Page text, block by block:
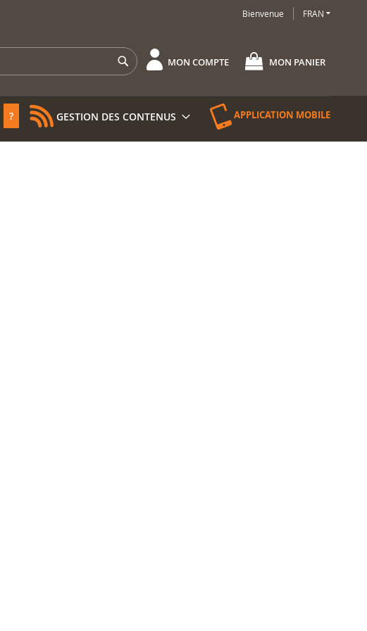
LANGUE
FRAN
Bienvenue
MON COMPTE MON PANIER
Rechercher
APPLICATION MOBILE
? GESTION DES CONTENUS